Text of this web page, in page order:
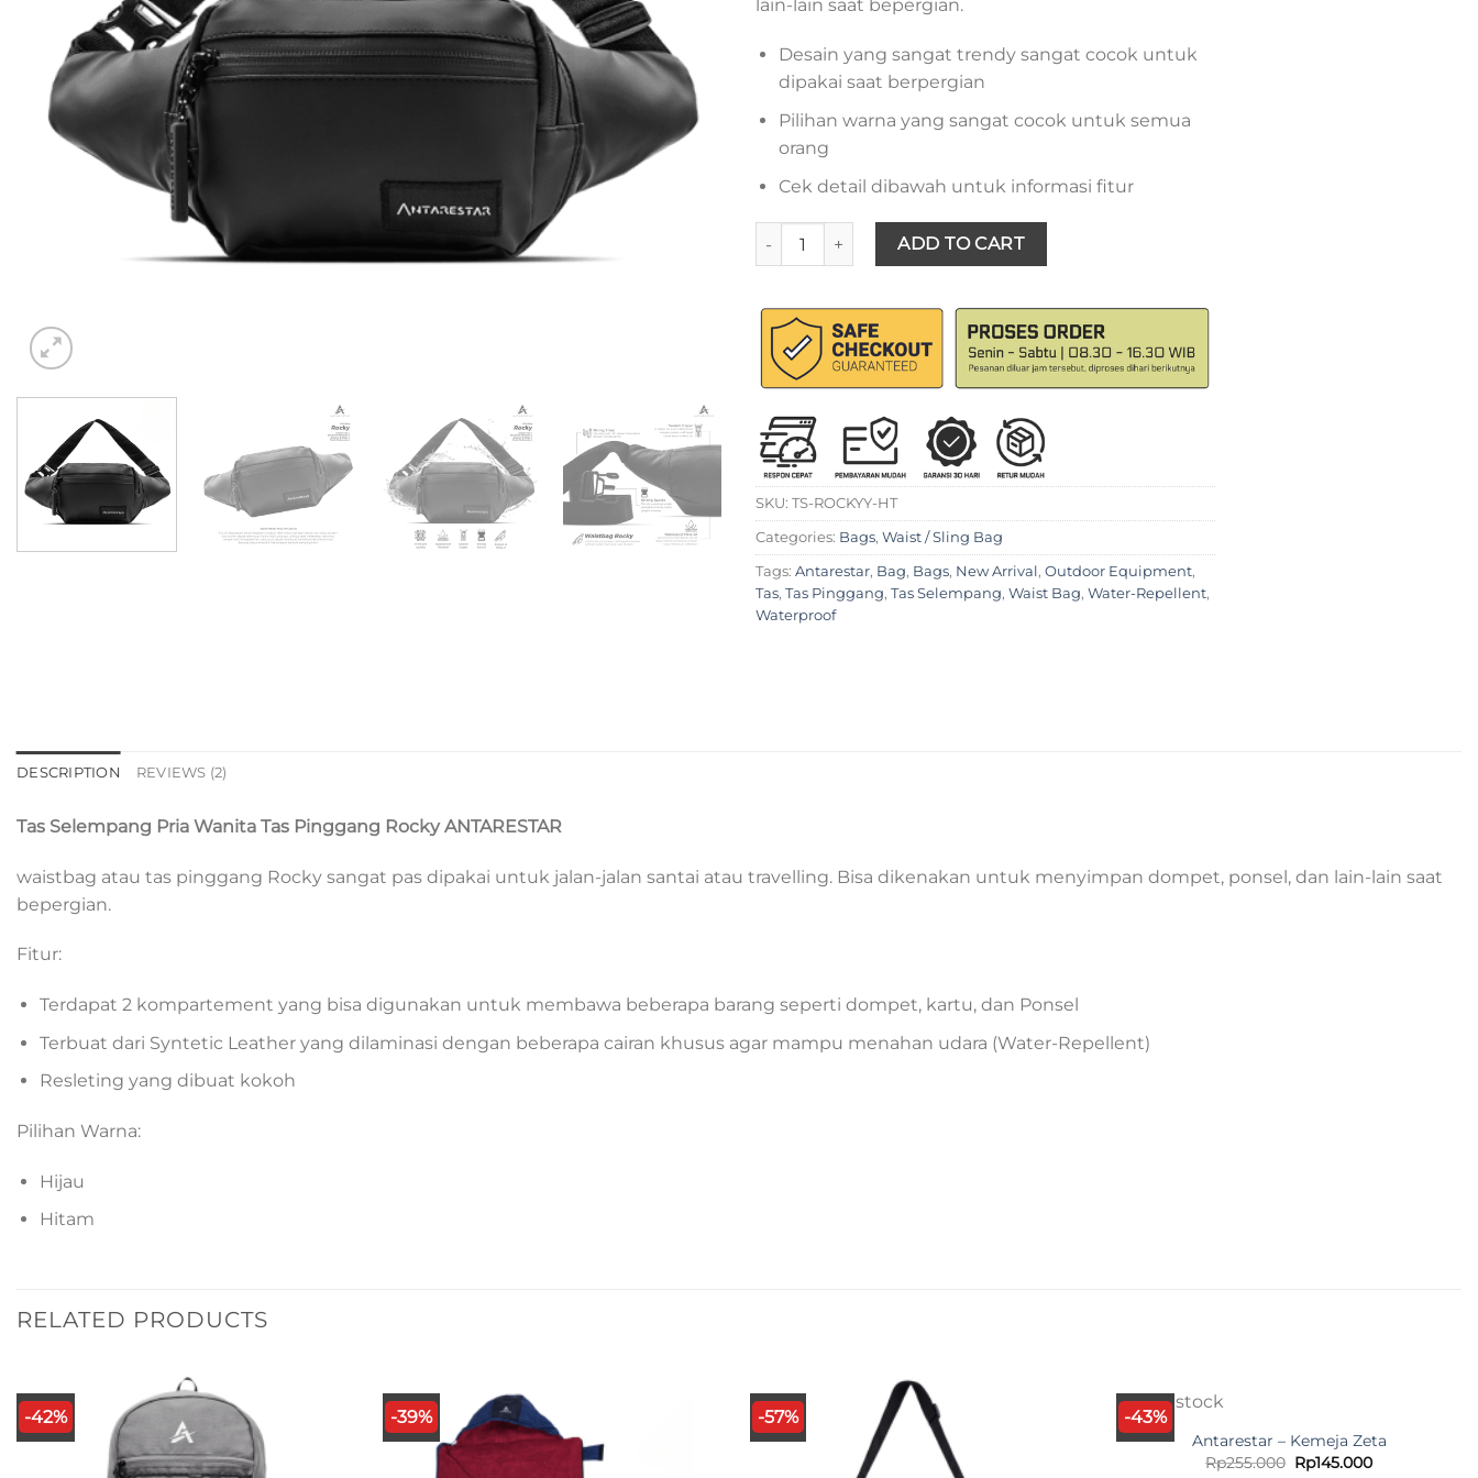
lain-lain saat bepergian.
Desain yang sangat trendy sangat cocok untuk
dipakai saat berpergian
Pilihan warna yang sangat cocok untuk semua
orang
Cek detail dibawah untuk informasi fitur
Antarestar - Waist Bag Rocky quantity
ADD TO CART
SKU: TS-ROCKYY-HT
Categories: Bags, Waist / Sling Bag
Tags: Antarestar, Bag, Bags, New Arrival , Outdoor Equipment,
Tas, Tas Pinggang, Tas Selempang, Waist Bag, Water-Repellent,
Waterproof
DESCRIPTION REVIEWS (2)
Tas Selempang Pria Wanita Tas Pinggang Rocky ANTARESTAR
waistbag atau tas pinggang Rocky sangat pas dipakai untuk jalan-jalan santai atau travelling. Bisa dikenakan untuk menyimpan dompet, ponsel, dan lain-lain saat
bepergian.
Fitur:
Terdapat 2 kompartement yang bisa digunakan untuk membawa beberapa barang seperti dompet, kartu, dan Ponsel
Terbuat dari Syntetic Leather yang dilaminasi dengan beberapa cairan khusus agar mampu menahan udara (Water-Repellent)
Resleting yang dibuat kokoh
Pilihan Warna:
Hijau
Hitam
RELATED PRODUCTS
-42% -39% -57% -43%
Out of stock
Antarestar – Kemeja Zeta
Rp255.000 Original
Rp145.000Current